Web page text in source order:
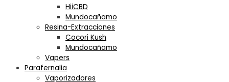
HiiCBD
Mundocañamo
Resina-Extracciones
Cocori Kush
Mundocañamo
Vapers
Parafernalia
Vaporizadores